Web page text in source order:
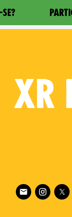
SE?
XR
Follow XR Delft